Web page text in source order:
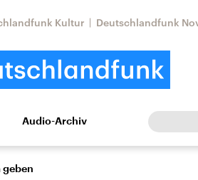
Kultur Deutschlandfunk
Kultur Europa
Audio-Archiv
geben